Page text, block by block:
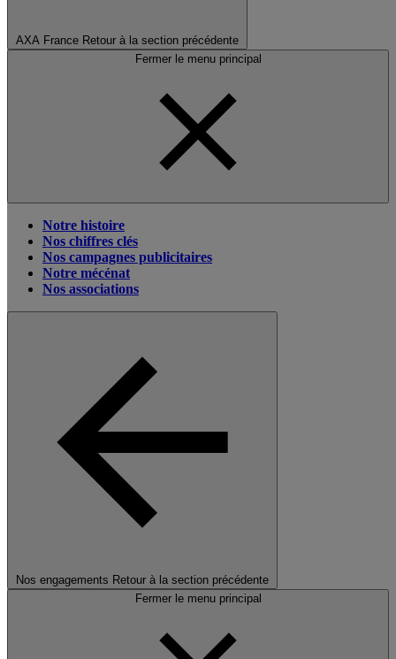
AXA France Retour à la section précédente
Fermer le menu principal
Notre histoire
Nos chiffres clés
Nos campagnes publicitaires
Notre mécénat
Nos associations
Nos engagements Retour à la section précédente
Fermer le menu principal